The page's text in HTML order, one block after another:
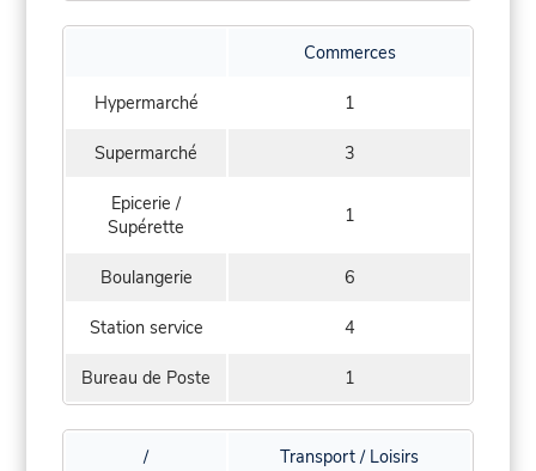
Commerces
Hypermarché 1
Supermarché 3
Epicerie /
Supérette
1
Boulangerie 6
Station service 4
Bureau de Poste 1
/ Transport / Loisirs